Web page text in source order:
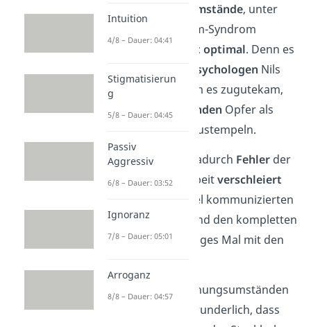
Umstände, unter
denen das Stockholm-Syndrom
definiertwurde
nicht optimal. Denn es
Polizeipsychologen Nils
Bejerot geprägt, dem es zugutekam,
diepolizeikritisierenden Opfer als
psychisch krank abzustempeln.
Ebenfalls konnten dadurch Fehlerder
damaligen Polizeiarbeitverschleiert
werden. Zum Beispiel kommunizierten
die Polizisten während den kompletten
fünf Tagen kein einziges Mal mit den
Unter diesen Entstehungsumständen
ist es also nicht verwunderlich, dass
Intuition
4/8 – Dauer: 04:41
Stigmatisierun
g
5/8 – Dauer: 04:45
Passiv
Aggressiv
6/8 – Dauer: 03:52
Ignoranz
7/8 – Dauer: 05:01
Arroganz
8/8 – Dauer: 04:57